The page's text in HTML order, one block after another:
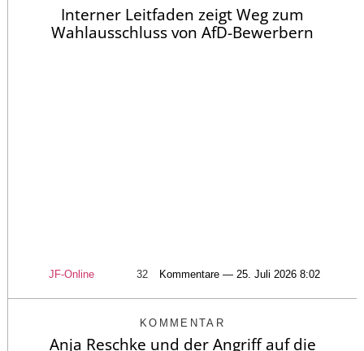
Interner Leitfaden zeigt Weg zum
Wahlausschluss von AfD-Bewerbern
JF-Online 32 Kommentare — 25. Juli 2026 8:02
KOMMENTAR
Anja Reschke und der Angriff auf die